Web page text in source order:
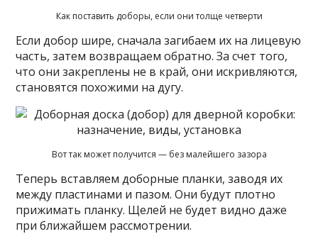
Как поставить доборы, если они толще четверти
Если добор шире, сначала загибаем их на лицевую
часть, затем возвращаем обратно. За счет того,
что они закреплены не в край, они искривляются,
становятся похожими на дугу.
Вот так может получится — без малейшего зазора
Теперь вставляем доборные планки, заводя их
между пластинами и пазом. Они будут плотно
прижимать планку. Щелей не будет видно даже
при ближайшем рассмотрении.